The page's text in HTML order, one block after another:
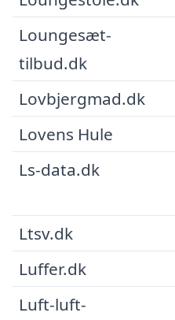
Loungesæt-
tilbud.dk
Lovbjergmad.dk
Lovens Hule
Ls-data.dk
Ltsv.dk
Luffer.dk
Luft-luft-